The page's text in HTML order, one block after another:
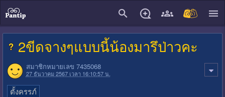
2ขีดจางๆแบบนี้น้องมารึป่าวคะ
สมาชิกหมายเลข 7435068
27 ธันวาคม 2567 เวลา 16:10:57 น.
ตั้งครรภ์
close